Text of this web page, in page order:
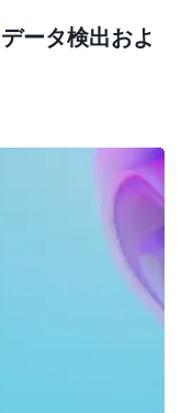
ータ検出およ